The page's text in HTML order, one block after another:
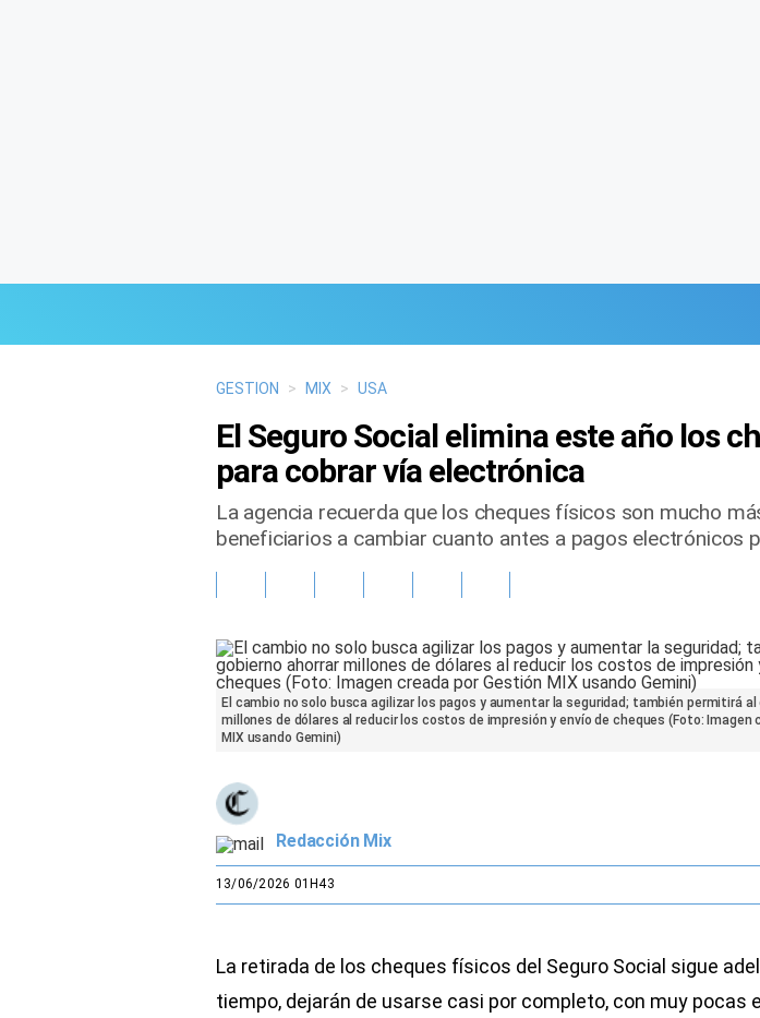
GESTION > MIX > USA
El Seguro Social elimina este año los
para cobrar vía electrónica
La agencia recuerda que los cheques físicos son mucho
beneficiarios a cambiar cuanto antes a pagos electrónicos
El cambio no solo busca agilizar los pagos y aumentar la seguridad; también permitirá al
millones de dólares al reducir los costos de impresión y envío de cheques (Foto: Imagen
MIX usando Gemini)
Redacción Mix
13/06/2026 01H43
La retirada de los cheques físicos del Seguro Social sigue
tiempo, dejarán de usarse casi por completo, con muy pocas